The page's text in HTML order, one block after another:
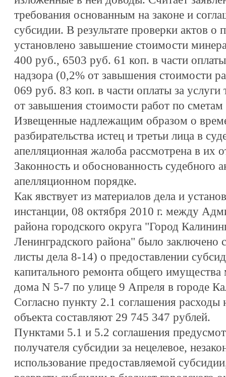
требования основанным на законе и
субсидии. В результате проверки актов
установлено завышение стоимости
400 руб., 6503 руб. 61 коп. в части оплаты
надзора (0,2% от завышения стоимости
069 руб. 83 коп. в части оплаты за услуги
от завышения стоимости работ по сметам
Извещенные надлежащим образом о
разбирательства истец и третьи лица в
апелляционная жалоба рассмотрена в их
Законность и обоснованность судебного
апелляционном порядке.
Как явствует из материалов дела и
инстанции, 08 октября 2010 г. между
района городского округа "Город
Ленинградского района" было заключено
листы дела 8-14) о предоставлении
капитального ремонта общего имущества
дома N 5-7 по улице 9 Апреля в городе
Согласно пункту 2.1 соглашения расходы
объекта составляют 29 745 347 рублей.
Пунктами 5.1 и 5.2 соглашения
получателя субсидии за нецелевое,
использование предоставляемой